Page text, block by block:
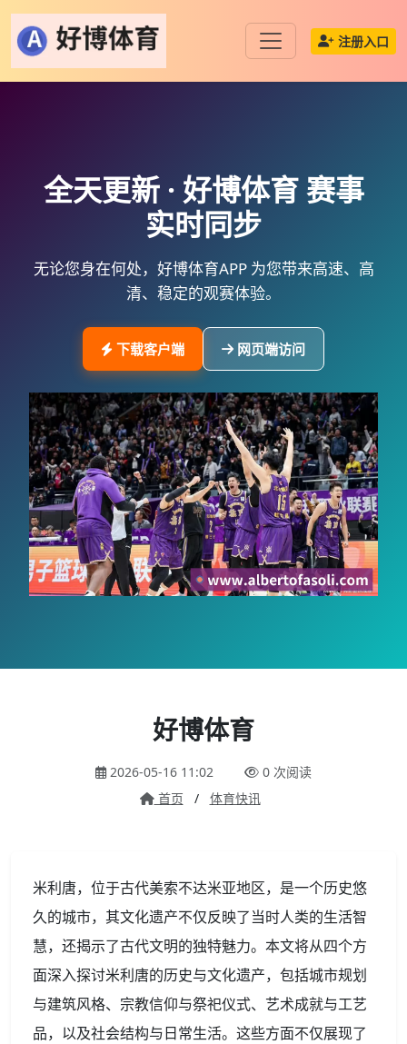
注册入口
全天更新 · 好博体育赛事
实时同步
无论您身在何处， 好博体育APP为您带来高速、高
清、稳定的观赛体验。
下载客户端 网页端访问
好博体育
2026-05-16 11:02
0 次阅读
首页
/ 体育快讯
米利唐，位于古代美索不达米亚地区，是一个历史悠
久的城市，其文化遗产不仅反映了当时人类的生活智
慧，还揭示了古代文明的独特魅力。本文将从四个方
面深入探讨米利唐的历史与文化遗产，包括城市规划
与建筑风格、宗教信仰与祭祀仪式、艺术成就与工艺
品，以及社会结构与日常生活。这些方面不仅展现了